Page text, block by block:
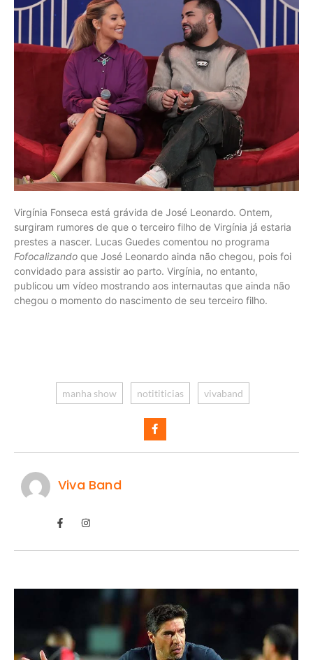
Virgínia Fonseca está grávida de José Leonardo. Ontem,
surgiram rumores de que o terceiro filho de Virgínia já estaria
prestes a nascer. Lucas Guedes comentou no programa
Fofocalizando que José Leonardo ainda não chegou, pois foi
convidado para assistir ao parto. Virgínia, no entanto,
publicou um vídeo mostrando aos internautas que ainda não
chegou o momento do nascimento de seu terceiro filho.
manha show notititicias vivaband
Viva Band